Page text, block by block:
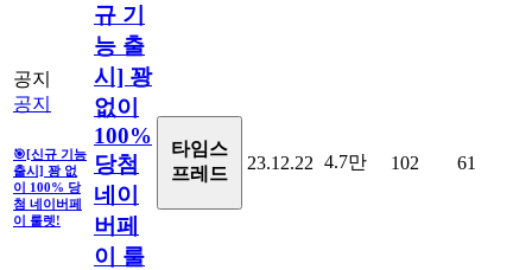
공지
공지
🎯[신규 기능
출시] 꽝 없
이 100% 당
첨 네이버페
이 룰렛!
규 기
능 출
시] 꽝
없이
100%
당첨
네이
버페
이 룰
타임스
프레드
23.12.22 4.7만 102 61